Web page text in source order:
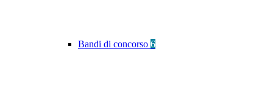
Bandi di concorso 6